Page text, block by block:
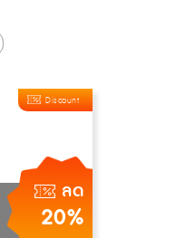
ลด
20%
Discount